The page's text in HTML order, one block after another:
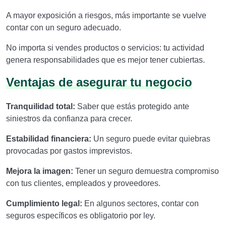
A mayor exposición a riesgos, más importante se vuelve
contar con un seguro adecuado.
No importa si vendes productos o servicios: tu actividad
genera responsabilidades que es mejor tener cubiertas.
Ventajas de asegurar tu negocio
Tranquilidad total: Saber que estás protegido ante
siniestros da confianza para crecer.
Estabilidad financiera: Un seguro puede evitar quiebras
provocadas por gastos imprevistos.
Mejora la imagen: Tener un seguro demuestra compromiso
con tus clientes, empleados y proveedores.
Cumplimiento legal: En algunos sectores, contar con
seguros específicos es obligatorio por ley.